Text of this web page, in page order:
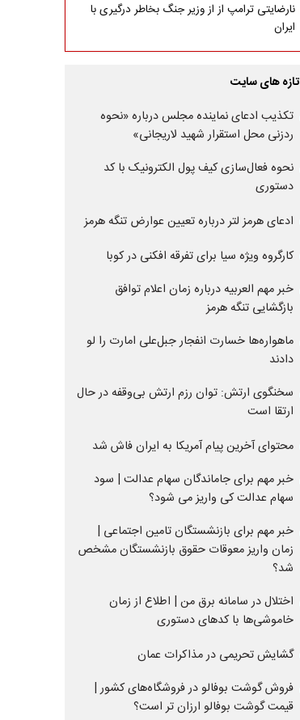
نارضایتی ترامپ از از وزیر جنگ بخاطر درگیری با
ایران
تازه های سایت
تکذیب ادعای نماینده مجلس درباره «نحوه
ردزنی محل استقرار شهید لاریجانی»
نحوه فعال‌سازی کیف پول الکترونیک با کد
دستوری
ادعای هرمز لتر درباره تعیین عوارض تنگه هرمز
کارگروه ویژه سیا برای تفرقه افکنی در کوبا
خبر مهم العربیه درباره زمان اعلام توافق
بازگشایی تنگه هرمز
ماهواره‌‌ها خسارت انفجار جبل‌علی امارت را لو
دادند
سخنگوی ارتش: توان رزم ارتش بی‌وقفه در حال
ارتقا است
محتوای آخرین پیام آمریکا به ایران فاش شد
خبر مهم برای جاماندگان سهام عدالت | سود
سهام عدالت کی واریز می شود؟
خبر مهم برای بازنشستگان تامین اجتماعی |
زمان واریز معوقات حقوق بازنشستگان مشخص
شد؟
اختلال در سامانه برق من | اطلاع از زمان
خاموشی‌ها با کدهای دستوری
گشایش تحریمی در مذاکرات عمان
فروش گوشت بوفالو در فروشگاه‌های کشور |
قیمت گوشت بوفالو ارزان تر است؟